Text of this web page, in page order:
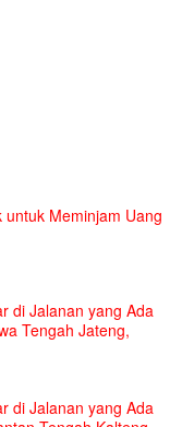
untuk Meminjam Uang
di Jalanan yang Ada
Tengah Jateng,
di Jalanan yang Ada